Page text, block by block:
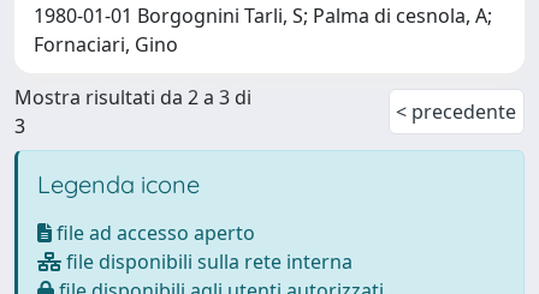
1980-01-01 Borgognini Tarli, S; Palma di cesnola, A;
Fornaciari, Gino
Mostra risultati da 2 a 3 di
3
< precedente
Legenda icone
file ad accesso aperto
file disponibili sulla rete interna